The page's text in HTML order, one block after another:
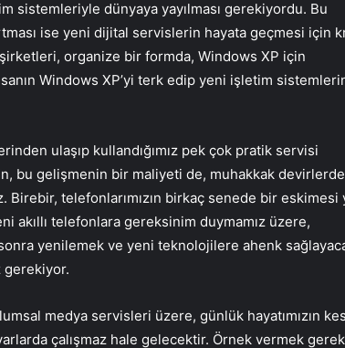
sistemleriyle dünyaya yayılması gerekiyordu. Bu
ise yeni dijital servislerin hayata geçmesi için
organize bir formda, Windows XP için
Windows XP’yi terk edip yeni işletim
ulaşıp kullandığımız pek çok pratik servisi
bu gelişmenin bir maliyeti de, muhakkak
Birebir, telefonlarımızın birkaç senede bir eskimesi
akıllı telefonlara gereksinim duymamız üzere,
yenilemek ve yeni teknolojilere ahenk
gerekiyor.
medya servisleri üzere, günlük hayatımızın
çalışmaz hale gelecektir. Örnek vermek